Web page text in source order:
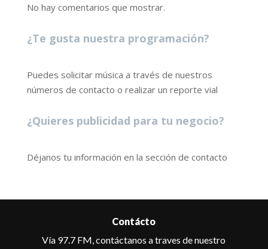
No hay comentarios que mostrar.
¿Te gusta nuestra programación?
Puedes solicitar música a través de nuestros
números de contacto o realizar un reporte vial
¿Quieres publicidad para tu negocio?
Déjanos tu información en la sección de contacto
Contácto
Vía 97.7 FM, contáctanos a traves de nuestro